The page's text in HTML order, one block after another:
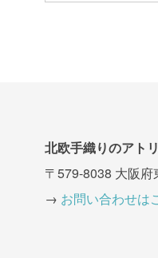
北欧手織りのアト
〒579-8038 大阪
→ お問い合わせは